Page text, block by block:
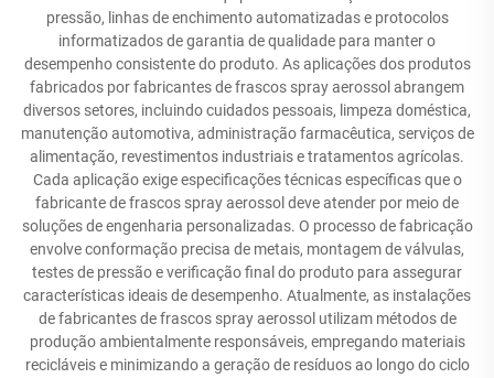
pressão, linhas de enchimento automatizadas e protocolos
informatizados de garantia de qualidade para manter o
desempenho consistente do produto. As aplicações dos produtos
fabricados por fabricantes de frascos spray aerossol abrangem
diversos setores, incluindo cuidados pessoais, limpeza doméstica,
manutenção automotiva, administração farmacêutica, serviços de
alimentação, revestimentos industriais e tratamentos agrícolas.
Cada aplicação exige especificações técnicas específicas que o
fabricante de frascos spray aerossol deve atender por meio de
soluções de engenharia personalizadas. O processo de fabricação
envolve conformação precisa de metais, montagem de válvulas,
testes de pressão e verificação final do produto para assegurar
características ideais de desempenho. Atualmente, as instalações
de fabricantes de frascos spray aerossol utilizam métodos de
produção ambientalmente responsáveis, empregando materiais
recicláveis e minimizando a geração de resíduos ao longo do ciclo